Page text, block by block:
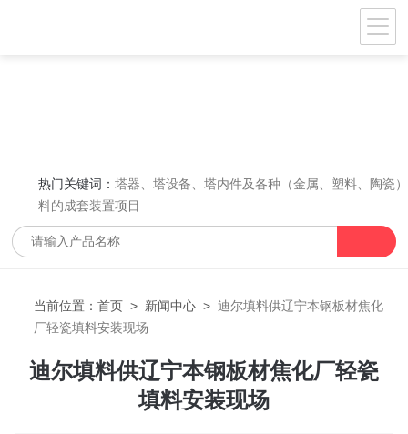
热门关键词：塔器、塔设备、塔内件及各种（金属、塑料、陶瓷
料的成套装置项目
当前位置：首页 > 新闻中心 >迪尔填料供辽宁本钢板材焦化
厂轻瓷填料安装现场
迪尔填料供辽宁本钢板材焦化厂轻瓷
填料安装现场